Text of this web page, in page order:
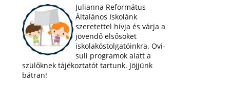
Julianna Református
Általános Iskolánk
szeretettel hívja és várja a
jövendő elsősöket
iskolakóstolgatóinkra. Ovi-
suli programok alatt a
szülőknek tájékoztatót tartunk. Jöjjünk
bátran!